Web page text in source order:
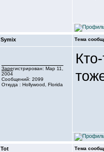
Symix Тема
Зарегистрирован: Мар 11,
2004
Сообщений: 2099
Откуда : Hollywood, Florida
Tot Тема